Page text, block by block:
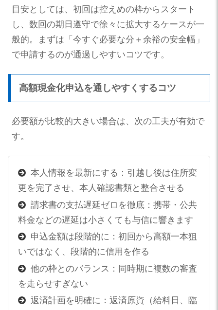
目安としては、初回は控えめの枠からスタート
し、数回の期日遵守で徐々に拡大するケースが一
般的。まずは「今すぐ必要な分＋余裕の安全幅」
で申請するのが通過しやすいコツです。
高額現金化申込を通しやすくするコツ
必要額が比較的大きい場合は、次の工夫が有効で
す。
本人情報を最新にする：引越し後は住所変
更を完了させ、本人確認書類と整合させる
請求書の支払遅延ゼロを徹底：携帯・公共
料金などの遅延は小さくても与信に響きます
申込金額は段階的に：初回から高額一本狙
いではなく、段階的に信用を作る
他の枠とのバランス：同時期に複数の審査
を走らせすぎない
返済計画を明確に：返済原資（給料日、臨